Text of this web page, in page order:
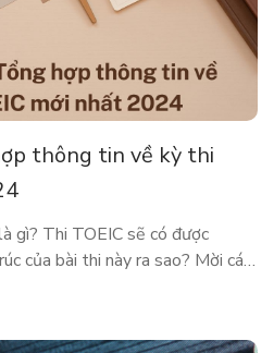
thông tin về kỳ thi
gì? Thi TOEIC sẽ có được
của bài thi này ra sao? Mời các
để tìm hiểu tất tần tật về
là gì? Trên các diễn đàn